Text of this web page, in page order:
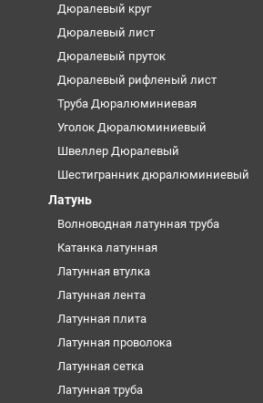
Дюралевый круг
Дюралевый лист
Дюралевый пруток
Дюралевый рифленый лист
Труба Дюралюминиевая
Уголок Дюралюминиевый
Швеллер Дюралевый
Шестигранник дюралюминиевый
Латунь
Волноводная латунная труба
Катанка латунная
Латунная втулка
Латунная лента
Латунная плита
Латунная проволока
Латунная сетка
Латунная труба